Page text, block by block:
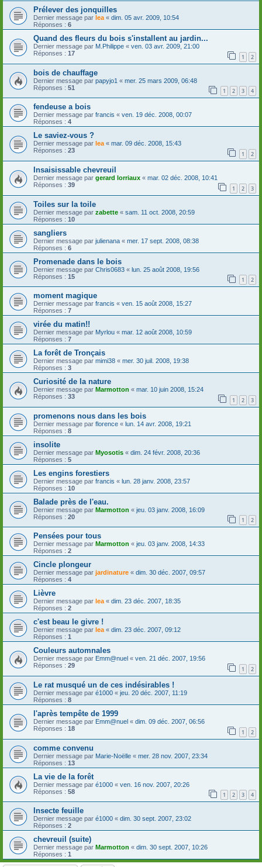
Prélever des jonquilles
Dernier message par lea « dim. 05 avr. 2009, 10:54
Réponses : 6
Quand des fleurs du bois s'installent au jardin...
Dernier message par M.Philippe « ven. 03 avr. 2009, 21:00
Réponses : 17 1 2
bois de chauffage
Dernier message par papyjo1 « mer. 25 mars 2009, 06:48
Réponses : 51 1 2 3 4
fendeuse a bois
Dernier message par francis « ven. 19 déc. 2008, 00:07
Réponses : 4
Le saviez-vous ?
Dernier message par lea « mar. 09 déc. 2008, 15:43
Réponses : 23 1 2
Insaisissable chevreuil
Dernier message par gerard lorriaux « mar. 02 déc. 2008, 10:41
Réponses : 39 1 2 3
Toiles sur la toile
Dernier message par zabette « sam. 11 oct. 2008, 20:59
Réponses : 10
sangliers
Dernier message par julienana « mer. 17 sept. 2008, 08:38
Réponses : 6
Promenade dans le bois
Dernier message par Chris0683 « lun. 25 août 2008, 19:56
Réponses : 15 1 2
moment magique
Dernier message par francis « ven. 15 août 2008, 15:27
Réponses : 7
virée du matin!!
Dernier message par Myrlou « mar. 12 août 2008, 10:59
Réponses : 7
La forêt de Tronçais
Dernier message par mimi38 « mer. 30 juil. 2008, 19:38
Réponses : 3
Curiosité de la nature
Dernier message par Marmotton « mar. 10 juin 2008, 15:24
Réponses : 33 1 2 3
promenons nous dans les bois
Dernier message par florence « lun. 14 avr. 2008, 19:21
Réponses : 8
insolite
Dernier message par Myosotis « dim. 24 févr. 2008, 20:36
Réponses : 5
Les engins forestiers
Dernier message par francis « lun. 28 janv. 2008, 23:57
Réponses : 10
Balade près de l'eau.
Dernier message par Marmotton « jeu. 03 janv. 2008, 16:09
Réponses : 20 1 2
Pensées pour tous
Dernier message par Marmotton « jeu. 03 janv. 2008, 14:33
Réponses : 2
Cincle plongeur
Dernier message par jardinature « dim. 30 déc. 2007, 09:57
Réponses : 4
Lièvre
Dernier message par lea« dim. 23 déc. 2007, 18:35
Réponses : 2
c'est beau le givre !
Dernier message par lea« dim. 23 déc. 2007, 09:12
Réponses : 1
Couleurs automnales
Dernier message par Emm@nuel « ven. 21 déc. 2007, 19:56
Réponses : 29 1 2
Le rat musqué un de ces indésirables !
Dernier message par é1000 « jeu. 20 déc. 2007, 11:19
Réponses : 8
l'après tempête de 1999
Dernier message par Emm@nuel « dim. 09 déc. 2007, 06:56
Réponses : 18 1 2
comme convenu
Dernier message par Marie-Noëlle « mer. 28 nov. 2007, 23:34
Réponses : 13
La vie de la forêt
Dernier message par é1000 « ven. 16 nov. 2007, 20:26
Réponses : 58 1 2 3 4
Insecte feuille
Dernier message par é1000 « dim. 30 sept. 2007, 23:02
Réponses : 2
chevreuil (suite)
Dernier message par Marmotton « dim. 30 sept. 2007, 10:26
Réponses : 1